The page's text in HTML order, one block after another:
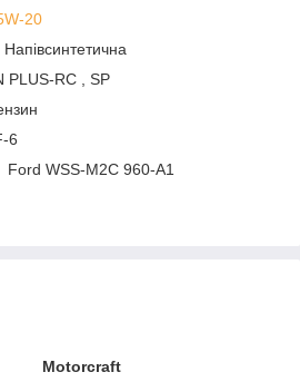
20
RC , SP
6
WSS-M2C 960-A1
Motorcraft